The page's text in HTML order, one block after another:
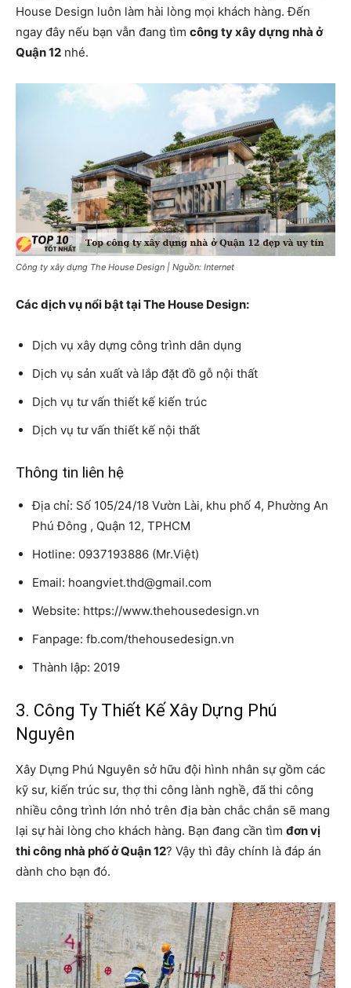
House Design luôn làm hài lòng mọi khách hàng. Đến
ngay đây nếu bạn vẫn đang tìm công ty xây dựng nhà ở
Quận 12 nhé.
Công ty xây dựng The House Design | Nguồn: Internet
Các dịch vụ nổi bật tại The House Design:
Dịch vụ xây dựng công trình dân dụng
Dịch vụ sản xuất và lắp đặt đồ gỗ nội thất
Dịch vụ tư vấn thiết kế kiến trúc
Dịch vụ tư vấn thiết kế nội thất
Thông tin liên hệ
Địa chỉ: Số 105/24/18 Vườn Lài, khu phố 4, Phường An
Phú Đông , Quận 12, TPHCM
Hotline: 0937193886 (Mr.Việt)
Email: hoangviet.thd@gmail.com
Website: https://www.thehousedesign.vn
Fanpage: fb.com/thehousedesign.vn
Thành lập: 2019
3. Công Ty Thiết Kế Xây Dựng Phú
Nguyên
Xây Dựng Phú Nguyên sở hữu đội hình nhân sự gồm các
kỹ sư, kiến trúc sư, thợ thi công lành nghề, đã thi công
nhiều công trình lớn nhỏ trên địa bàn chắc chắn sẽ mang
lại sự hài lòng cho khách hàng. Bạn đang cần tìm đơn vị
thi công nhà phố ở Quận 12? Vậy thì đây chính là đáp án
dành cho bạn đó.